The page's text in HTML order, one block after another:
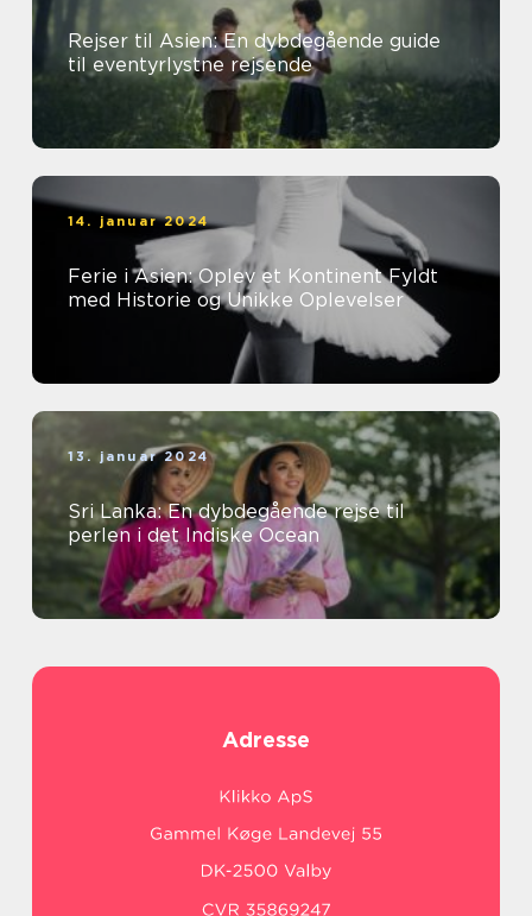
Rejser til Asien: En dybdegående guide
til eventyrlystne rejsende
14. januar 2024
Ferie i Asien: Oplev et Kontinent Fyldt
med Historie og Unikke Oplevelser
13. januar 2024
Sri Lanka: En dybdegående rejse til
perlen i det Indiske Ocean
Adresse